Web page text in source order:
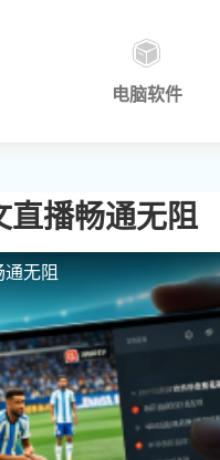
电脑软件
直播畅通无阻
无阻